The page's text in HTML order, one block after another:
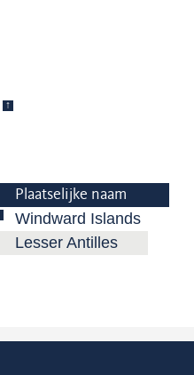
↑
Plaatselijke naam
Windward Islands
Lesser Antilles